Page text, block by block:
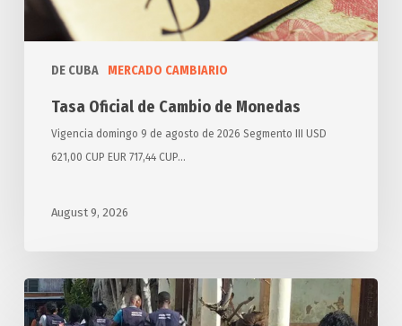
DE CUBA MERCADO CAMBIARIO
Tasa Oficial de Cambio de Monedas
Vigencia domingo 9 de agosto de 2026 Segmento III USD
621,00 CUP EUR 717,44 CUP…
August 9, 2026
Aplican
sanciones